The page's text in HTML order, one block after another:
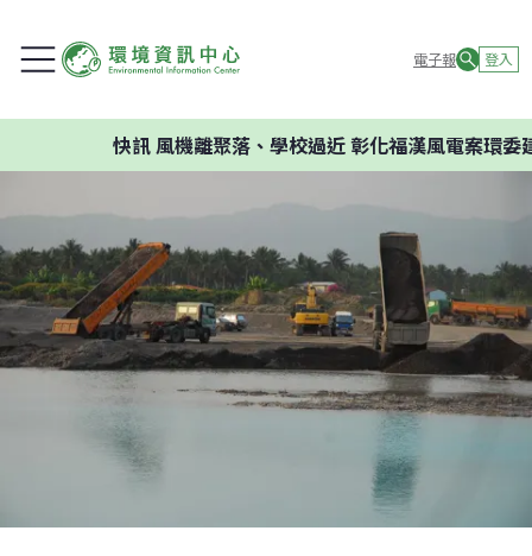
電子報 登入
快訊風機離聚落、學校過近 彰化福漢風電案環委建議